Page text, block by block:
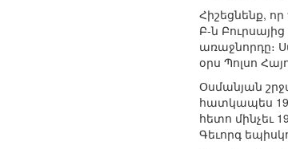
Հիշեցնենք,
Բ-ն
առաջնորդը։
օրս Պոլսո
Օսմանյան
հատկապես
հետո մինչեւ
Գեւորգ